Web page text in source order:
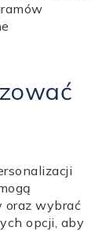
wybrać
opcji, aby